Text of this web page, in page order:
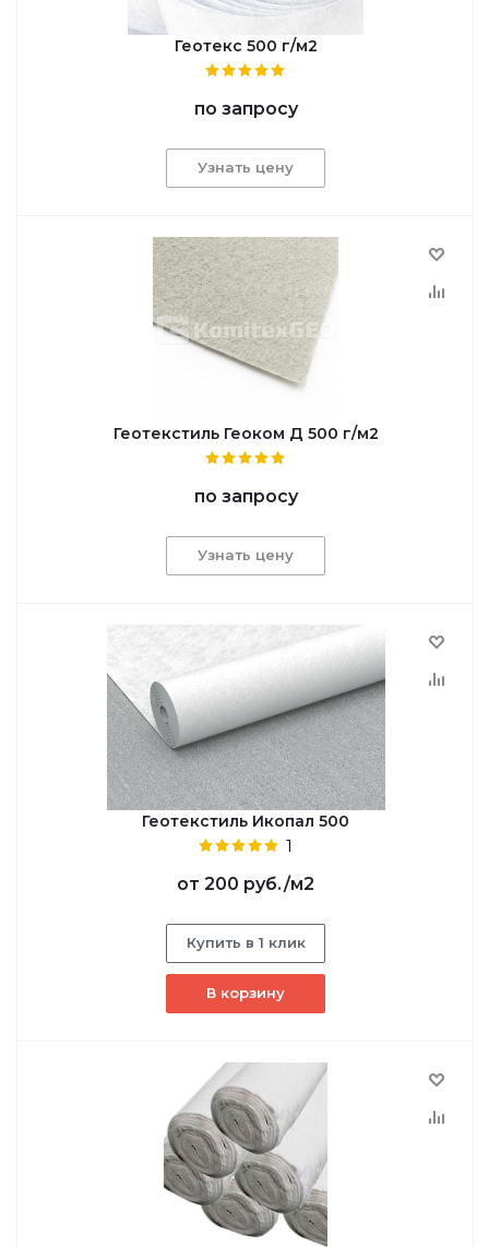
Геотекс 500 г/м2
по запросу
Узнать цену
Геотекстиль Геоком Д 500 г/м2
по запросу
Узнать цену
Геотекстиль Икопал 500
1
от 200 руб./м2
Купить в 1 клик
В корзину